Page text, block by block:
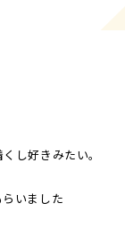
し好きみたい。
いました